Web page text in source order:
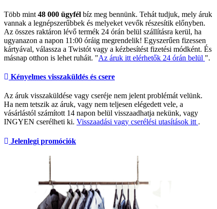
Több mint 48 000 ügyfél bíz meg bennünk. Tehát tudjuk, mely áruk
vannak a legnépszerűbbek és melyeket vevők részesítik előnyben.
Az összes raktáron lévő termék 24 órán belül szállításra kerül, ha
ugyanazon a napon 11:00 óráig megrendelik! Egyszerűen fizessen
kártyával, válassza a Twistót vagy a kézbesítést fizetési módként. És
másnap otthon is lehet ruháit. "Az áruk itt elérhetők 24 órán belül ".
Kényelmes visszaküldés és csere
Az áruk visszaküldése vagy cseréje nem jelent problémát velünk.
Ha nem tetszik az áruk, vagy nem teljesen elégedett vele, a
vásárlástól számított 14 napon belül visszaadhatja nekünk, vagy
INGYEN cserélheti ki. Visszaadási vagy cserélési utasítások itt .
Jelenlegi promóciók